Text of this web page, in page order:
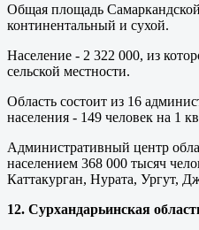
Общая площадь
континентальный и сухой.
Население - 2 322 000, из
сельской местности.
Область состоит из 16
населения - 149 человек на 1
Административный центр
населением 368 000 тысяч
Каттакурган, Нурата, Ургут,
12. Сурхандарьинская